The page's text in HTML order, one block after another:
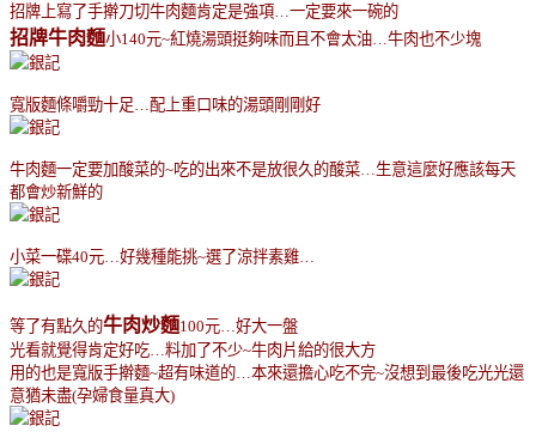
招牌上寫了手擀刀切牛肉麵肯定是強項 一定要來一碗的
招牌牛肉麵小140元~紅燒湯頭挺夠味而且不會太油 牛肉也不少塊
寬版麵條嚼勁十足 配上重口味的湯頭剛剛好
牛肉麵一定要加酸菜的~吃的出來不是放很久的酸菜
生意這麼好應該每天
都會炒新鮮的
小菜一碟40元 好幾種能挑~選了涼拌素雞
等了有點久的牛肉炒麵100元
好大一盤
光看就覺得肯定好吃
料加了不少~牛肉片給的很大方
用的也是寬版手擀麵~超有味道的 本來還擔心吃不完~沒想到最後吃光光還
意猶未盡(孕婦食量真大)